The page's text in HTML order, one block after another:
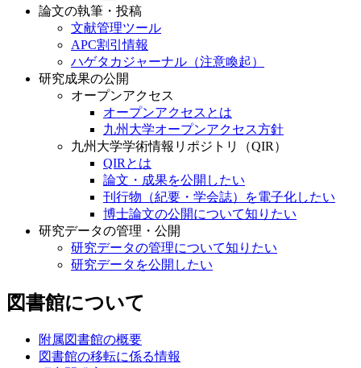
論文の執筆・投稿
文献管理ツール
APC割引情報
ハゲタカジャーナル（注意喚起）
研究成果の公開
オープンアクセス
オープンアクセスとは
九州大学オープンアクセス方針
九州大学学術情報リポジトリ（QIR）
QIRとは
論文・成果を公開したい
刊行物（紀要・学会誌）を電子化したい
博士論文の公開について知りたい
研究データの管理・公開
研究データの管理について知りたい
研究データを公開したい
図書館について
附属図書館の概要
図書館の移転に係る情報